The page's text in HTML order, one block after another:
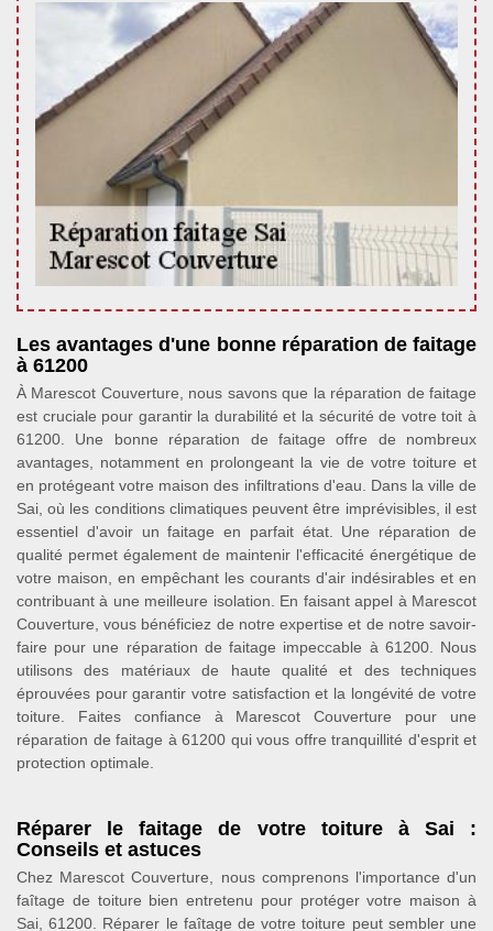
Les avantages d'une bonne réparation de faitage
à 61200
À Marescot Couverture, nous savons que la réparation de faitage
est cruciale pour garantir la durabilité et la sécurité de votre toit à
61200. Une bonne réparation de faitage offre de nombreux
avantages, notamment en prolongeant la vie de votre toiture et
en protégeant votre maison des infiltrations d'eau. Dans la ville de
Sai, où les conditions climatiques peuvent être imprévisibles, il est
essentiel d'avoir un faitage en parfait état. Une réparation de
qualité permet également de maintenir l'efficacité énergétique de
votre maison, en empêchant les courants d'air indésirables et en
contribuant à une meilleure isolation. En faisant appel à Marescot
Couverture, vous bénéficiez de notre expertise et de notre savoir-
faire pour une réparation de faitage impeccable à 61200. Nous
utilisons des matériaux de haute qualité et des techniques
éprouvées pour garantir votre satisfaction et la longévité de votre
toiture. Faites confiance à Marescot Couverture pour une
réparation de faitage à 61200 qui vous offre tranquillité d'esprit et
protection optimale.
Réparer le faitage de votre toiture à Sai :
Conseils et astuces
Chez Marescot Couverture, nous comprenons l'importance d'un
faîtage de toiture bien entretenu pour protéger votre maison à
Sai, 61200. Réparer le faîtage de votre toiture peut sembler une